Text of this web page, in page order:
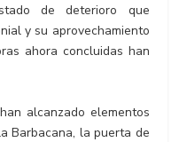
de deterioro que
y su aprovechamiento
ahora concluidas han
alcanzado elementos
Barbacana, la puerta de